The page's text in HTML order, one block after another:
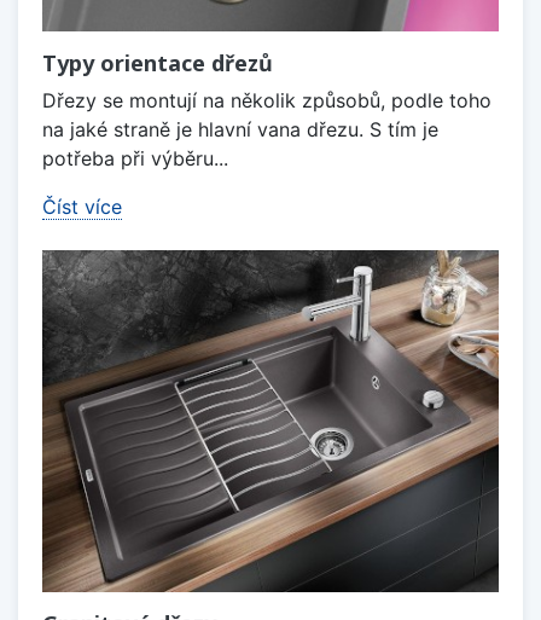
Typy orientace dřezů
Dřezy se montují na několik způsobů, podle toho
na jaké straně je hlavní vana dřezu. S tím je
potřeba při výběru...
Číst více